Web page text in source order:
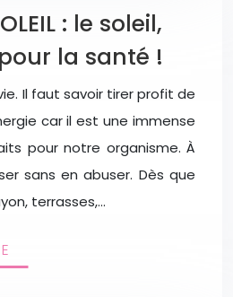
: le soleil,
la santé !
Il faut savoir tirer profit de
car il est une immense
pour notre organisme. À
sans en abuser. Dès que
terrasses,…